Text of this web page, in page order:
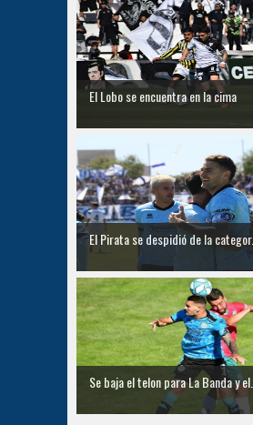
El Lobo se encuentra en la cima
El Pirata se despidió de la categor...
Se baja el telon para La Banda y el...